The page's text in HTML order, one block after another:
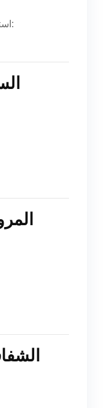
👉 استكشف أنظمة الموارد البشرية:
4.
5.
6.